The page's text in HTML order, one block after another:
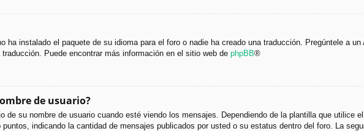
ha instalado el paquete de su idioma para el foro o nadie ha creado una traducción. Pregúntele a
Puede encontrar más información en el sitio web de phpBB®
de usuario?
de su nombre de usuario cuando esté viendo los mensajes. Dependiendo de la plantilla que utilice
indicando la cantidad de mensajes publicados por usted o su estatus dentro del foro. La